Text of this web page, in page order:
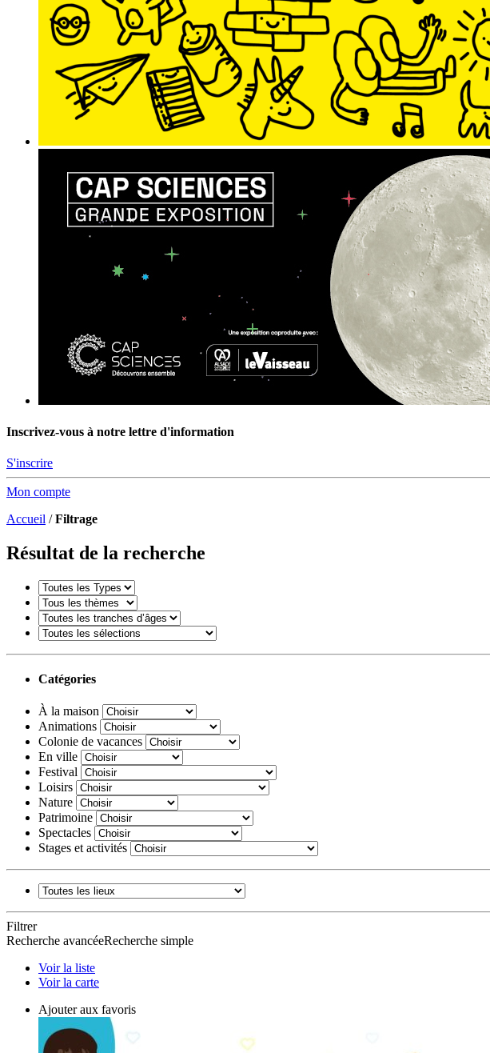
Inscrivez-vous à notre lettre d'information
S'inscrire
Mon compte
Accueil /Filtrage
Résultat de la recherche
Catégories
À la maison
Animations
Colonie de vacances
En ville
Festival
Loisirs
Nature
Patrimoine
Spectacles
Stages et activités
Filtrer
Recherche avancéeRecherche simple
Voir la liste
Voir la carte
Ajouter aux favoris